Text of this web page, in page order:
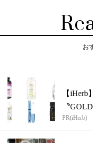
お
【
〝
PR(iHerb)